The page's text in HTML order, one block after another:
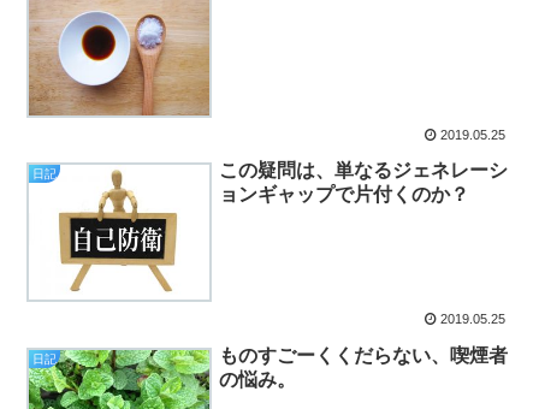
2019.05.25
日記
この疑問は、単なるジェネレーシ
ョンギャップで片付くのか？
2019.05.25
日記
ものすごーくくだらない、喫煙者
の悩み。